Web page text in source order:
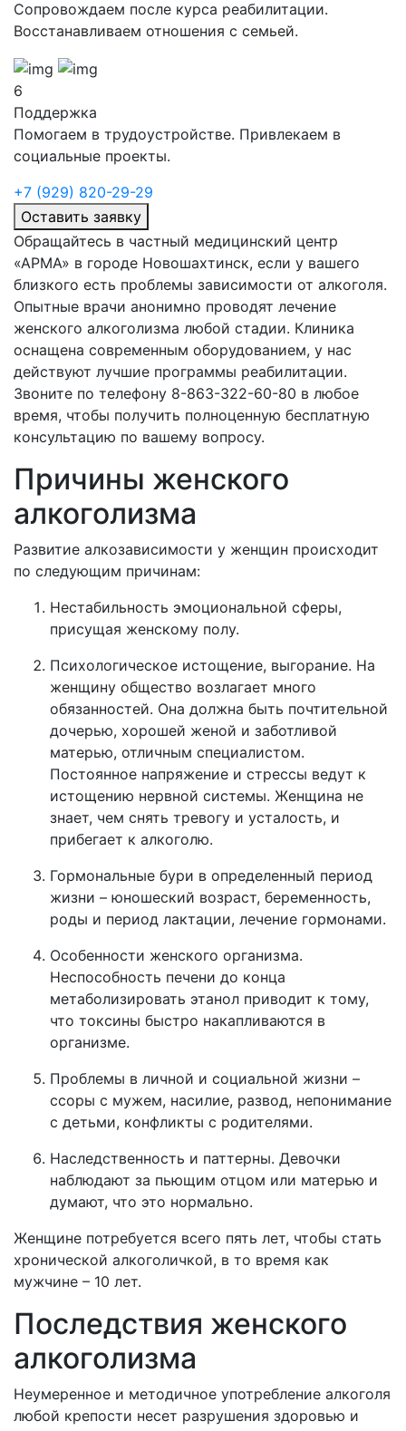
Сопровождаем после курса реабилитации.
Восстанавливаем отношения с семьей.
6
Поддержка
Помогаем в трудоустройстве. Привлекаем в
социальные проекты.
+7 (929) 820-29-29
Оставить заявку
Обращайтесь в частный медицинский центр
«АРМА» в городе Новошахтинск, если у вашего
близкого есть проблемы зависимости от алкоголя.
Опытные врачи анонимно проводят лечение
женского алкоголизма любой стадии. Клиника
оснащена современным оборудованием, у нас
действуют лучшие программы реабилитации.
Звоните по телефону 8-863-322-60-80 в любое
время, чтобы получить полноценную бесплатную
консультацию по вашему вопросу.
Причины женского
алкоголизма
Развитие алкозависимости у женщин происходит
по следующим причинам:
Нестабильность эмоциональной сферы,
присущая женскому полу.
Психологическое истощение, выгорание. На
женщину общество возлагает много
обязанностей. Она должна быть почтительной
дочерью, хорошей женой и заботливой
матерью, отличным специалистом.
Постоянное напряжение и стрессы ведут к
истощению нервной системы. Женщина не
знает, чем снять тревогу и усталость, и
прибегает к алкоголю.
Гормональные бури в определенный период
жизни – юношеский возраст, беременность,
роды и период лактации, лечение гормонами.
Особенности женского организма.
Неспособность печени до конца
метаболизировать этанол приводит к тому,
что токсины быстро накапливаются в
организме.
Проблемы в личной и социальной жизни –
ссоры с мужем, насилие, развод, непонимание
с детьми, конфликты с родителями.
Наследственность и паттерны. Девочки
наблюдают за пьющим отцом или матерью и
думают, что это нормально.
Женщине потребуется всего пять лет, чтобы стать
хронической алкоголичкой, в то время как
мужчине – 10 лет.
Последствия женского
алкоголизма
Неумеренное и методичное употребление алкоголя
любой крепости несет разрушения здоровью и